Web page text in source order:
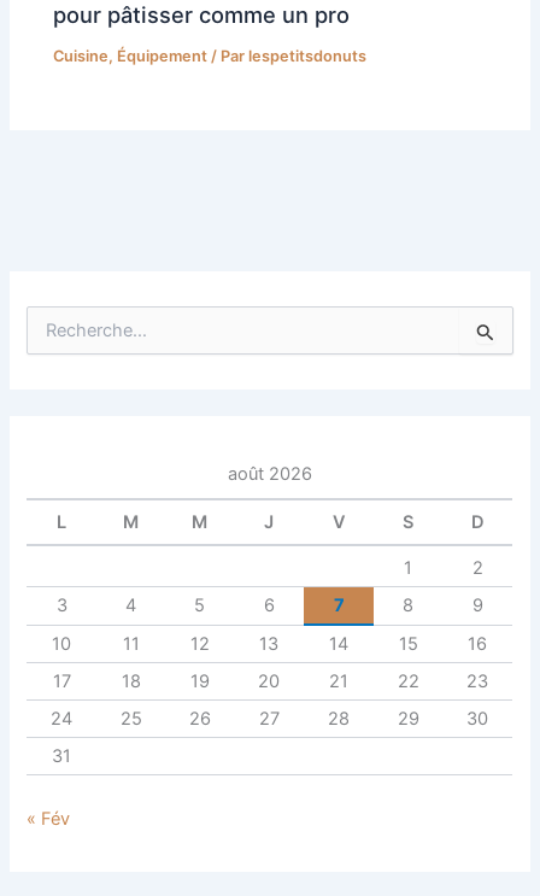
pour pâtisser comme un pro
Cuisine, Équipement / Par lespetitsdonuts
:
août 2026
L M M J V S D
1
2
3
4 5 6 7 8
9
10
11 12 13 14 15
16
17
18 19 20 21 22
23
24
25 26 27 28 29
30
31
« Fév